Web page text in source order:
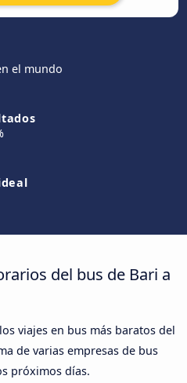
el mundo
del bus de Bari a
viajes en bus más baratos del
de varias empresas de bus
próximos días.